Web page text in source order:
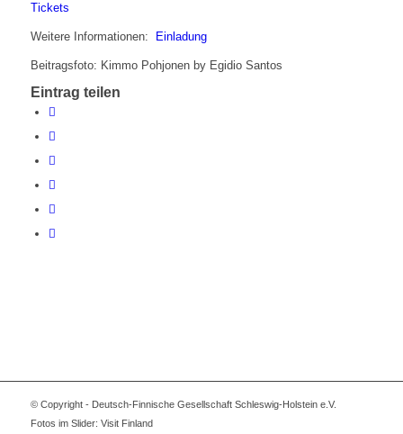
Tickets
Weitere Informationen: Einladung
Beitragsfoto: Kimmo Pohjonen by Egidio Santos
Eintrag teilen
© Copyright - Deutsch-Finnische Gesellschaft Schleswig-Holstein e.V.
Fotos im Slider: Visit Finland